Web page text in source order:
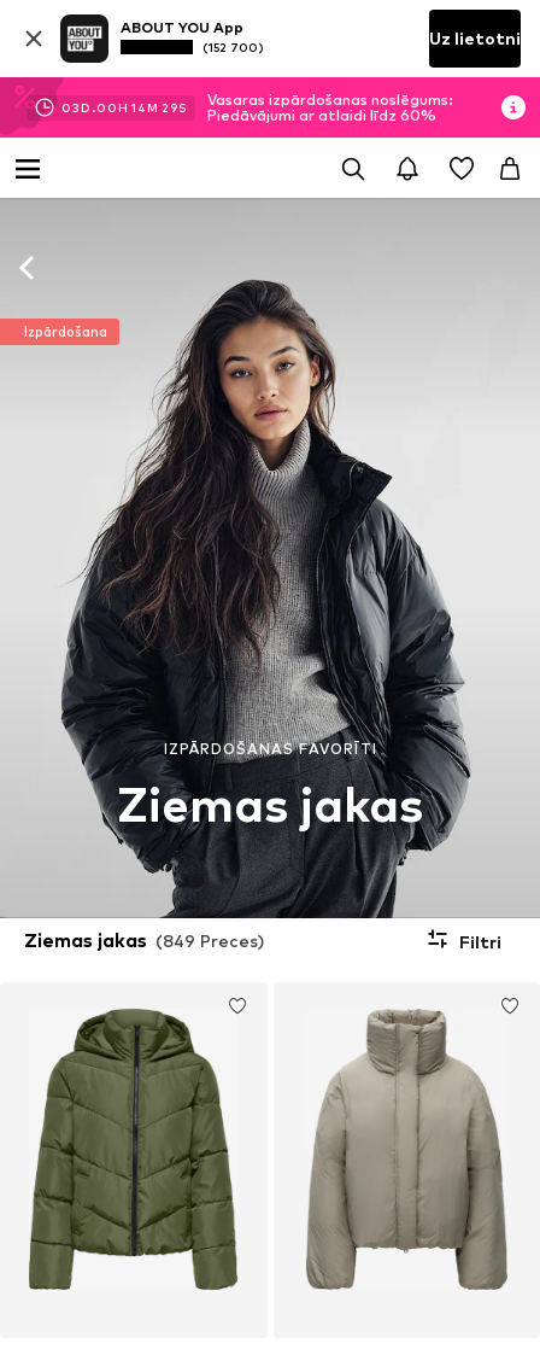
ABOUT YOU App
(152 700) Uz lietotni
03D.00H 14M 27S
Vasaras izpārdošanas noslēgums:
Piedāvājumi ar atlaidi līdz 60%
Izpārdošana
IZPĀRDOŠANAS FAVORĪTI
Ziemas jakas
Ziemas jakas (849 Preces) Filtri